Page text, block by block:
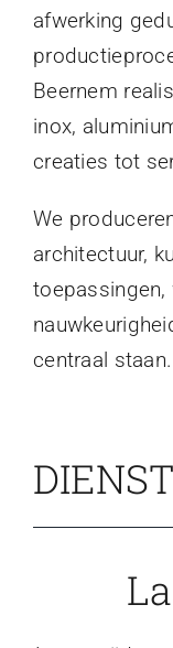
afwerking
Beernem
inox,
creaties tot
We
architectuur,
toepassingen,
centraal staan.